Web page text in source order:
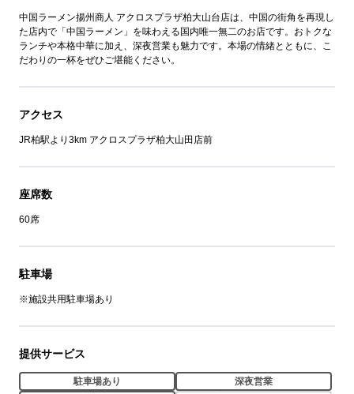
中国ラーメン揚州商人 アクロスプラザ柏大山台店は、中国の街角を再現し
た店内で「中国ラーメン」を味わえる国内唯一無二のお店です。おトクな
ランチや本格中華に加え、深夜営業も魅力です。本場の情緒とともに、こ
だわりの一杯をぜひご堪能ください。
アクセス
JR柏駅より3km アクロスプラザ柏大山田店前
座席数
60席
駐車場
※施設共用駐車場あり
提供サービス
駐車場あり
深夜営業